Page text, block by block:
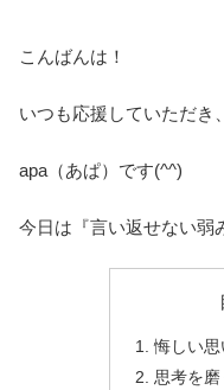
こんばんは！
いつも応援していただき
apa（あぱ）です(^^)
今日は『言い返せない弱
悔しい思
思考を磨